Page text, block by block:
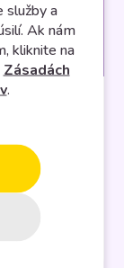
slovník
navigovať
služby a
Ak nám
kliknite na
Zásadách
.